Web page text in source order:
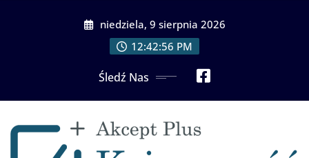
niedziela, 9 sierpnia 2026
12:42:57 PM
Śledź Nas